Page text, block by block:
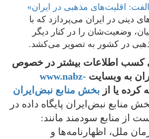
اقلیت‌های مذهبی در ایران»
دینی در ایران می‌پردازد که با
وضعیت‌شان را در کنار دیگر
در کشور به تصویر می‌کشد.
کسب اطلاعات بیشتر در خصوص
به وبسایت www.nabz-
کرده یا از بخش منابع نبض‌ایران
منابع نبض‌ایران پایگاه داده در
از منابع سودمند مانند:
ملل، اظهارنامه‌ها و